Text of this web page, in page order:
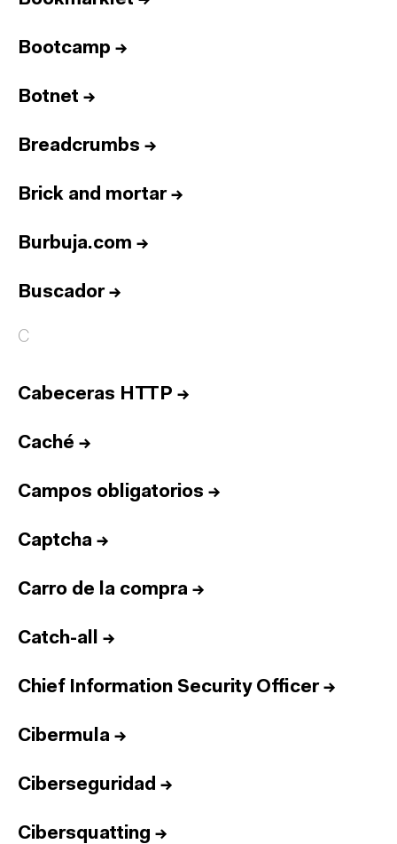
Bootcamp →
Botnet →
Breadcrumbs →
Brick and mortar→
Burbuja.com →
Buscador→
C
Cabeceras HTTP →
Caché →
Campos obligatorios →
Captcha →
Carro de la compra →
Catch-all →
Chief Information Security Officer→
Cibermula →
Ciberseguridad →
Cibersquatting →